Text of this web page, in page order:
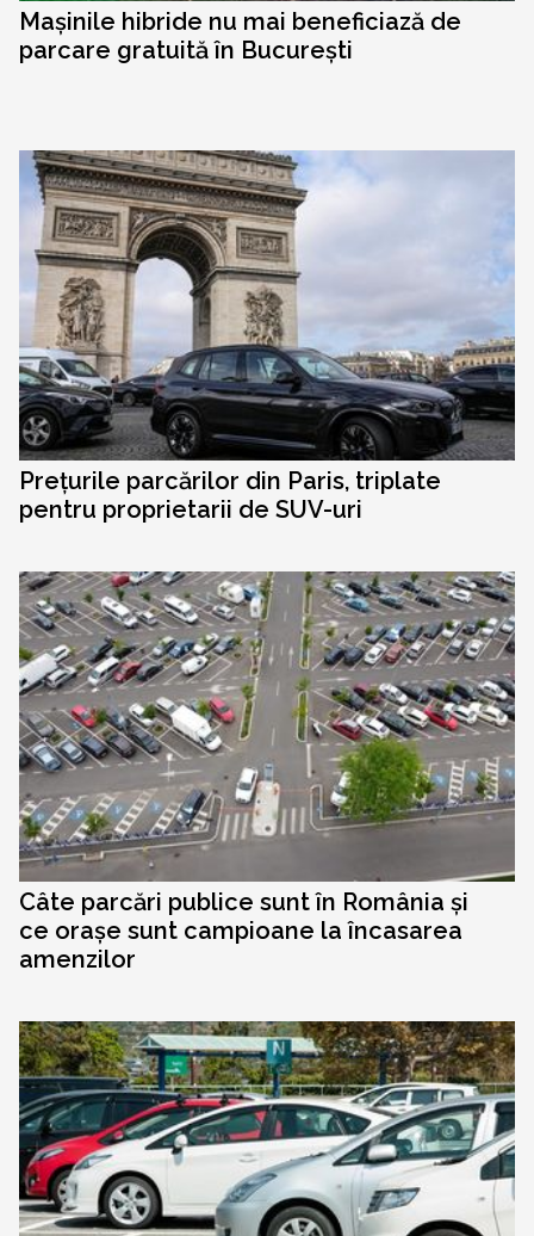
Mașinile hibride nu mai beneficiază de
parcare gratuită în București
Prețurile parcărilor din Paris, triplate
pentru proprietarii de SUV-uri
Câte parcări publice sunt în România și
ce orașe sunt campioane la încasarea
amenzilor